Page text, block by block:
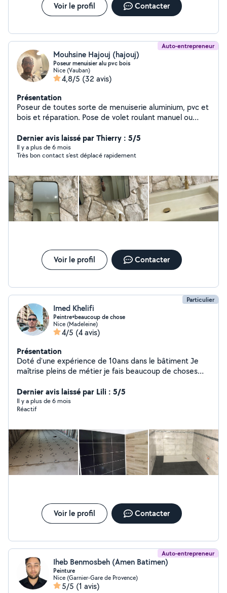
Voir le profil Contacter
Auto-entrepreneur
Mouhsine Hajouj (hajouj)
Poseur menuisier alu pvc bois
Nice (Vauban)
4,8/5 (32 avis)
Présentation
Poseur de toutes sorte de menuiserie aluminium, pvc et
bois et réparation. Pose de volet roulant manuel ou
réparation.Pose de store . Pose de serrurerie ainsi que
les cuisines aménagées et montage de meuble
réalisation de dressing aussi . Avoir de bonne notions en
Dernier avis laissé par Thierry : 5/5
Il y a plus de 6 mois
Très bon contact s'est déplacé rapidement
Voir le profil Contacter
Particulier
Imed Khelifi
Peintre+beaucoup de chose
Nice (Madeleine)
4/5 (4 avis)
Présentation
Doté d'une expérience de 10ans dans le bâtiment Je
maîtrise pleins de métier je fais beaucoup de choses
Dernier avis laissé par Lili : 5/5
Il y a plus de 6 mois
Réactif
Voir le profil Contacter
Auto-entrepreneur
Iheb Benmosbeh (Amen Batimen)
Peinture
Nice (Garnier-Gare de Provence)
5/5 (1 avis)